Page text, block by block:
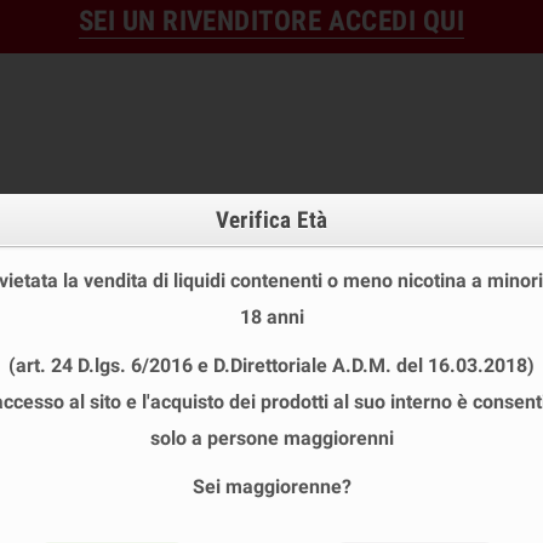
SEI UN RIVENDITORE ACCEDI QUI
USA E GETTA LIQUIDI PRONTI SHOT E
ACCESSORI PER RIGENERARE chevron_right
Verifica Età
la vendita di liquidi contenenti o meno nicotina a
18 anni
(art. 24 D.lgs. 6/2016 e D.Direttoriale A.D.M. del 16.03.2018)
al sito e l'acquisto dei prodotti al suo interno è
solo a persone maggiorenni
Sei maggiorenne?